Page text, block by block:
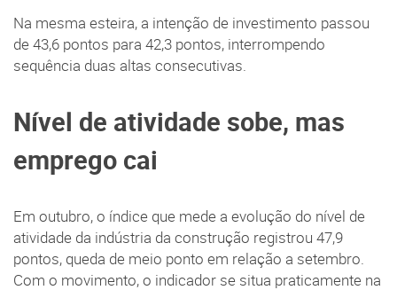
Na mesma esteira, a intenção de investimento passou
de 43,6 pontos para 42,3 pontos, interrompendo
sequência duas altas consecutivas.
Nível de atividade sobe, mas
emprego cai
Em outubro, o índice que mede a evolução do nível de
atividade da indústria da construção registrou 47,9
pontos, queda de meio ponto em relação a setembro.
Com o movimento, o indicador se situa praticamente na